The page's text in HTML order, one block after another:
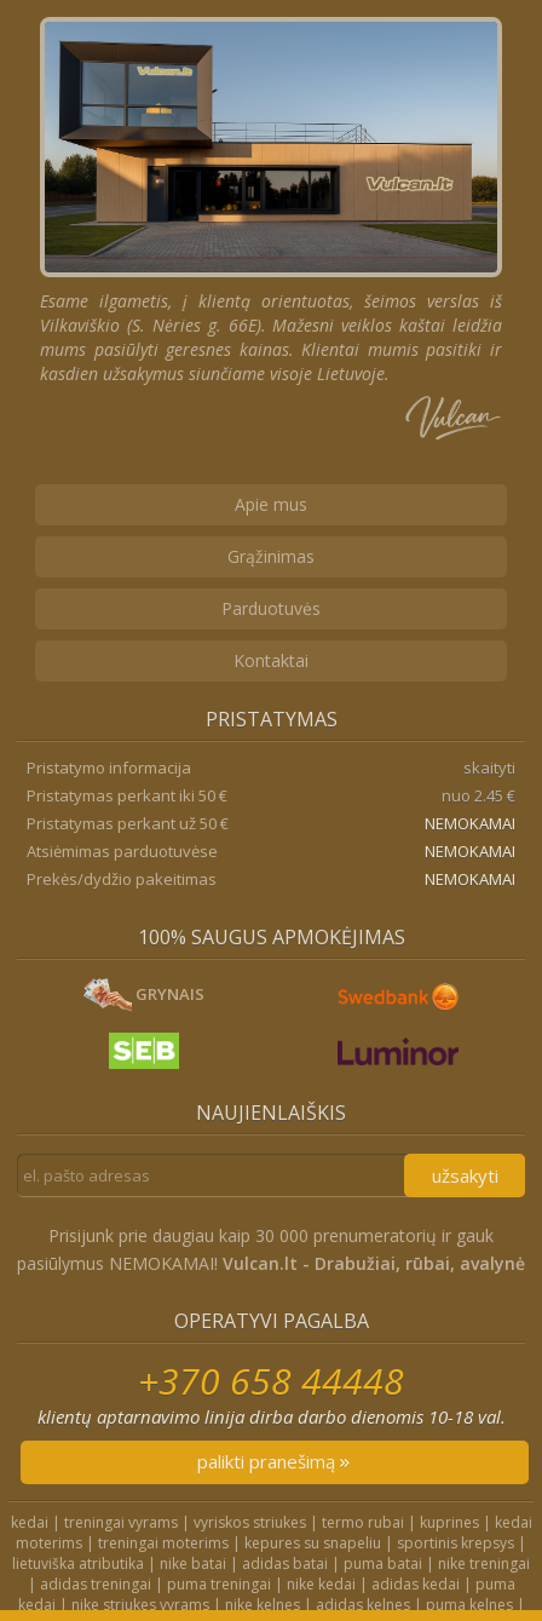
Esame ilgametis, į klientą orientuotas, šeimos verslas iš
Vilkaviškio (S. Nėries g. 66E). Mažesni veiklos kaštai leidžia
mums pasiūlyti geresnes kainas. Klientai mumis pasitiki ir
kasdien užsakymus siunčiame visoje Lietuvoje.
Apie mus
Grąžinimas
Parduotuvės
Kontaktai
PRISTATYMAS
Pristatymo informacija
skaityti
Pristatymas perkant iki 50 €
nuo 2.45 €
Pristatymas perkant už 50 €
NEMOKAMAI
Atsiėmimas parduotuvėse
NEMOKAMAI
Prekės/dydžio pakeitimas
NEMOKAMAI
100% SAUGUS APMOKĖJIMAS
GRYNAIS
NAUJIENLAIŠKIS
užsakyti
Prisijunk prie daugiau kaip 30 000 prenumeratorių ir gauk
pasiūlymus NEMOKAMAI! Vulcan.lt - Drabužiai, rūbai, avalynė
OPERATYVI PAGALBA
+370 658 44448
klientų aptarnavimo linija dirba darbo dienomis 10-18 val.
palikti pranešimą
kedai | treningai vyrams| vyriskos striukes| termo rubai | kuprines| kedai
moterims | treningai moterims | kepures su snapeliu | sportinis krepsys |
lietuviška atributika | nike batai | adidas batai | puma batai | nike treningai
| adidas treningai | puma treningai | nike kedai | adidas kedai | puma
kedai | nike striukes vyrams| nike kelnes| adidas kelnes| puma kelnes|